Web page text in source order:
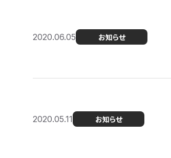
2020.06.05 お知らせ
2020.05.11 お知らせ